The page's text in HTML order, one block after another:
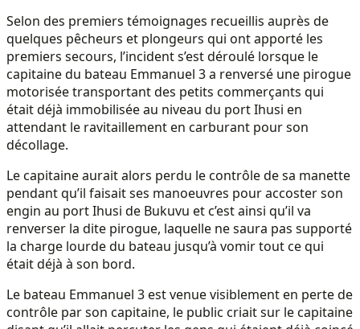
Selon des premiers témoignages recueillis auprès de
quelques pêcheurs et plongeurs qui ont apporté les
premiers secours, l’incident s’est déroulé lorsque le
capitaine du bateau Emmanuel 3 a renversé une pirogue
motorisée transportant des petits commerçants qui
était déjà immobilisée au niveau du port Ihusi en
attendant le ravitaillement en carburant pour son
décollage.
Le capitaine aurait alors perdu le contrôle de sa manette
pendant qu’il faisait ses manoeuvres pour accoster son
engin au port Ihusi de Bukuvu et c’est ainsi qu’il va
renverser la dite pirogue, laquelle ne saura pas supporté
la charge lourde du bateau jusqu’à vomir tout ce qui
était déjà à son bord.
Le bateau Emmanuel 3 est venue visiblement en perte de
contrôle par son capitaine, le public criait sur le capitaine